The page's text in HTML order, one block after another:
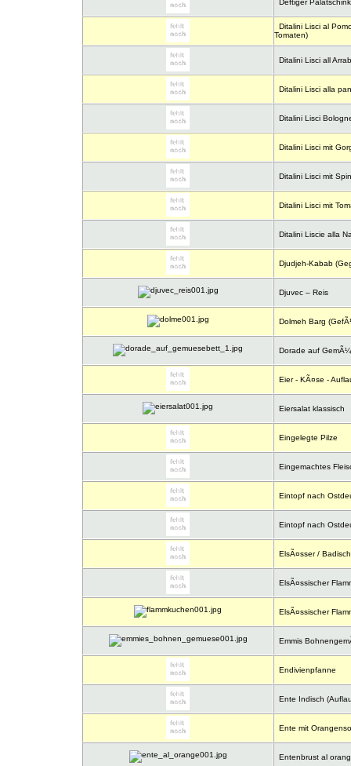
Deftiger
Ditalini Lisci al
Tomaten)
Ditalini Lisci all
Ditalini Lisci alla
Ditalini Lisci
Ditalini Lisci mit
Ditalini Lisci mit
Ditalini Lisci mit
Ditalini Liscie alla
Djudjeh-Kabab
Djuvec – Reis
Dolmeh Barg
Dorade auf
Eier - KÃ¤se -
Eiersalat klassisch
Eingelegte Pilze
Eingemachtes
Eintopf nach
Eintopf nach
ElsÃ¤sser /
ElsÃ¤ssischer
ElsÃ¤ssischer
Emmis
Endivienpfanne
Ente Indisch
Ente mit
Entenbrust al